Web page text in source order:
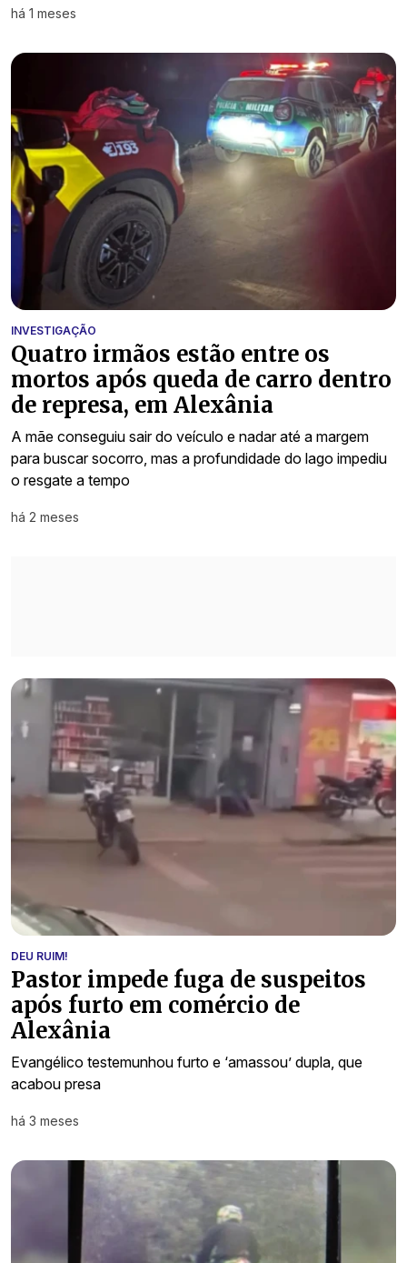
há 1 meses
INVESTIGAÇÃO
Quatro irmãos estão entre os
mortos após queda de carro dentro
de represa, em Alexânia
A mãe conseguiu sair do veículo e nadar até a margem
para buscar socorro, mas a profundidade do lago impediu
o resgate a tempo
há 2 meses
DEU RUIM!
Pastor impede fuga de suspeitos
após furto em comércio de
Alexânia
Evangélico testemunhou furto e ‘amassou’ dupla, que
acabou presa
há 3 meses